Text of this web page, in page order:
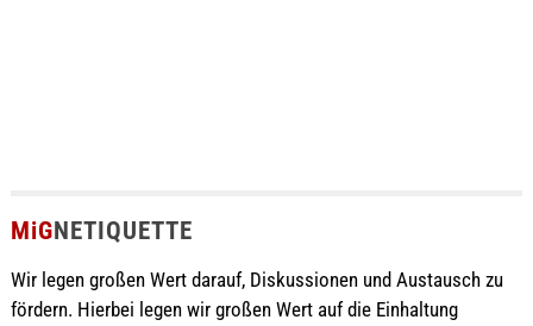
MiGNETIQUETTE
Wir legen großen Wert darauf, Diskussionen und Austausch zu
fördern. Hierbei legen wir großen Wert auf die Einhaltung